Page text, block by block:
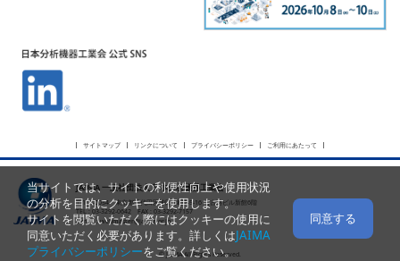
サイトマップ リンクについて プライバシーポリシー ご利用にあたって
JAIMA 一般社団法人 日本分析機器工業会
〒101-0054 東京都千代田区神田錦町2-5-16 名古路ビル新館6階
TEL : 03-3292-0642 FAX : 03-3292-7157
E-mail :webmaster@jaima.or.jp
© JAIMA All Rights Reserved.
当サイトでは、サイトの利便性向上や使用状況
の分析を目的にクッキーを使用します。
サイトを閲覧いただく際にはクッキーの使用に
同意いただく必要があります。詳しくはJAIMA
プライバシーポリシーをご覧ください。
同意する